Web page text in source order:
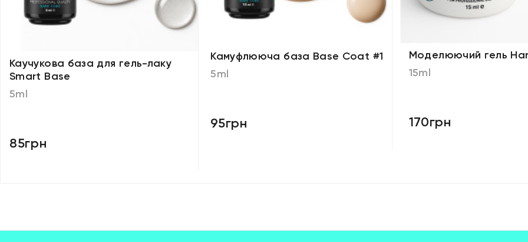
Каучукова база для гель-лаку
Smart Base
5ml
85грн
Камуфлююча база Base Coat #1
5ml
95грн
Моделюючий гель
15ml
170грн